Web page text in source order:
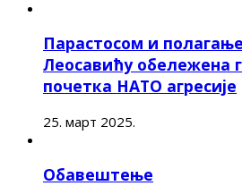
Парастосом и
Леосавићу обележена
почетка НАТО агресије
25. март 2025.
Обавештење